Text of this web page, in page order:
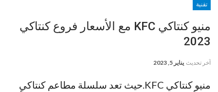
تقنية
منيو كنتاكي KFC مع الأسعار فروع كنتاكي
2023
آخر تحديث يناير 5, 2023
منيو كنتاكي KFC.حيث تعد سلسلة مطاعم كنتاكي